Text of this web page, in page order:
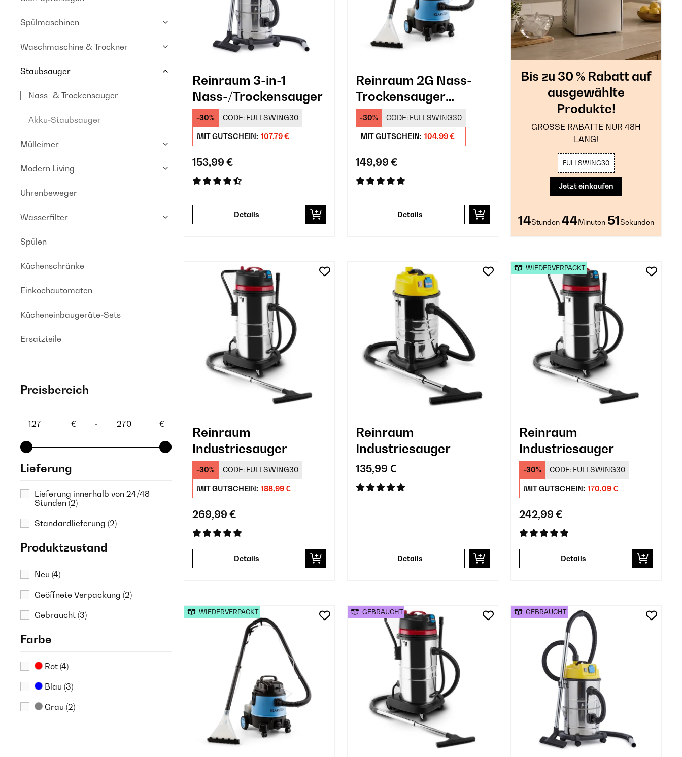
Spülmaschinen
Waschmaschine & Trockner
Staubsauger
Nass- & Trockensauger
Akku-Staubsauger
Mülleimer
Modern Living
Uhrenbeweger
Wasserfilter
Spülen
Küchenschränke
Einkochautomaten
Kücheneinbaugeräte-Sets
Ersatzteile
Preisbereich
€ - €
Lieferung
Lieferung innerhalb von 24/48
Stunden (2)
Standardlieferung (2)
Produktzustand
Neu (4)
Geöffnete Verpackung (2)
Gebraucht (3)
Farbe
Rot (4)
Blau (3)
Grau (2)
Reinraum 3-in-1
Nass-/Trockensauger
-30% CODE: FULLSWING30
MIT GUTSCHEIN: 107,79 €
153,99 €
Details
Reinraum 2G Nass-
Trockensauger
Teppichreiniger
-30% CODE: FULLSWING30
MIT GUTSCHEIN: 104,99 €
149,99 €
Details
Bis zu 30 % Rabatt auf
ausgewählte
Produkte!
GROSSE RABATTE NUR 48H
LANG!
FULLSWING30
Jetzt einkaufen
14Stunden 44Minuten 49Sekunden
Reinraum
Industriesauger
-30% CODE: FULLSWING30
MIT GUTSCHEIN: 188,99 €
269,99 €
Details
Reinraum
Industriesauger
135,99 €
Details
Reinraum
Industriesauger
-30% CODE: FULLSWING30
MIT GUTSCHEIN: 170,09 €
242,99 €
Details
WIEDERVERPACKT
WIEDERVERPACKT GEBRAUCHT GEBRAUCHT